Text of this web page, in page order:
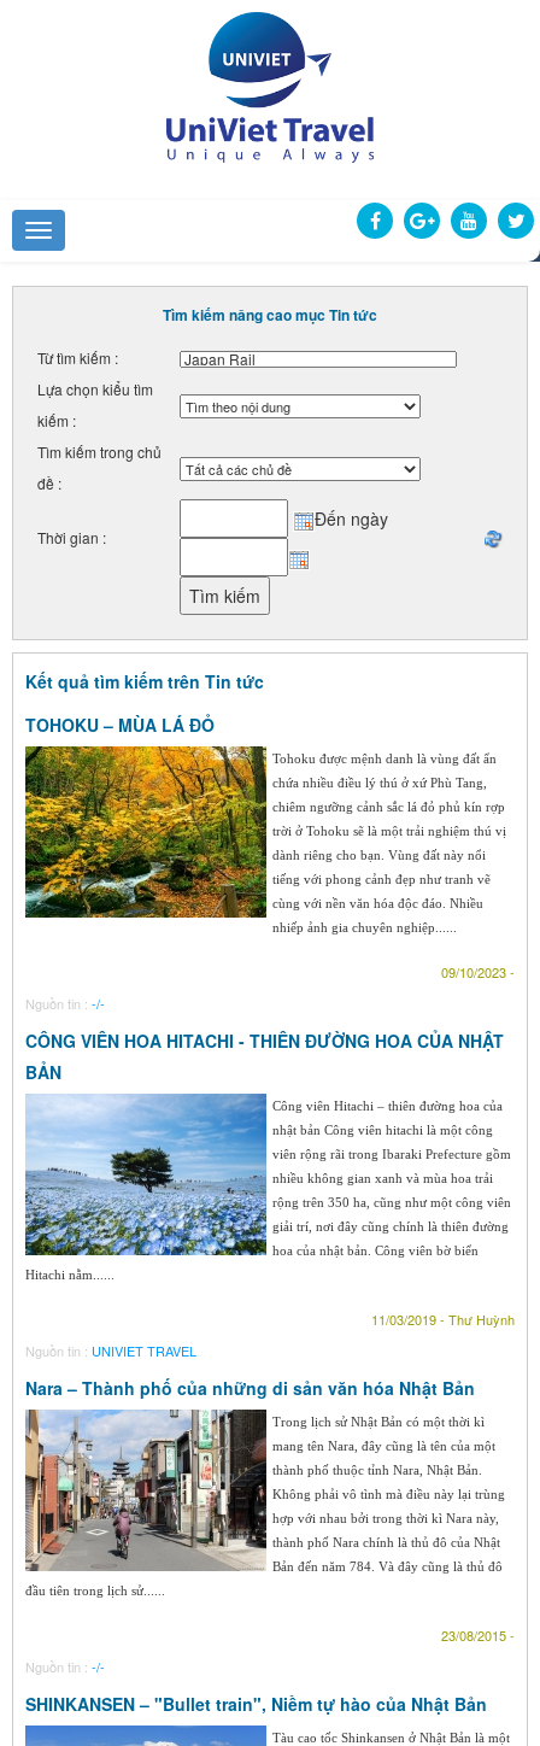
Tìm kiếm nâng cao mục Tin tức
Từ tìm kiếm :
Lựa chọn kiểu tìm
kiếm :
Tìm kiếm trong chủ
đề :
Thời gian :
Đến ngày
Kết quả tìm kiếm trên Tin tức
TOHOKU – MÙA LÁ ĐỎ
Tohoku được mệnh danh là vùng đất ẩn
chứa nhiều điều lý thú ở xứ Phù Tang,
chiêm ngưỡng cảnh sắc lá đỏ phủ kín rợp
trời ở Tohoku sẽ là một trải nghiệm thú vị
dành riêng cho bạn. Vùng đất này nổi
tiếng với phong cảnh đẹp như tranh vẽ
cùng với nền văn hóa độc đáo. Nhiều
nhiếp ảnh gia chuyên nghiệp......
09/10/2023 -
Nguồn tin : -/-
CÔNG VIÊN HOA HITACHI - THIÊN ĐƯỜNG HOA CỦA NHẬT
BẢN
Công viên Hitachi – thiên đường hoa của
nhật bản Công viên hitachi là một công
viên rộng rãi trong Ibaraki Prefecture gồm
nhiều không gian xanh và mùa hoa trải
rộng trên 350 ha, cũng như một công viên
giải trí, nơi đây cũng chính là thiên đường
hoa của nhật bản. Công viên bờ biển
Hitachi nằm......
11/03/2019 - Thư Huỳnh
Nguồn tin : UNIVIET TRAVEL
Nara – Thành phố của những di sản văn hóa Nhật Bản
Trong lịch sử Nhật Bản có một thời kì
mang tên Nara, đây cũng là tên của một
thành phố thuộc tỉnh Nara, Nhật Bản.
Không phải vô tình mà điều này lại trùng
hợp với nhau bởi trong thời kì Nara này,
thành phố Nara chính là thủ đô của Nhật
Bản đến năm 784. Và đây cũng là thủ đô
đầu tiên trong lịch sử......
23/08/2015 -
Nguồn tin : -/-
SHINKANSEN – "Bullet train", Niềm tự hào của Nhật Bản
Tàu cao tốc Shinkansen ở Nhật Bản là một